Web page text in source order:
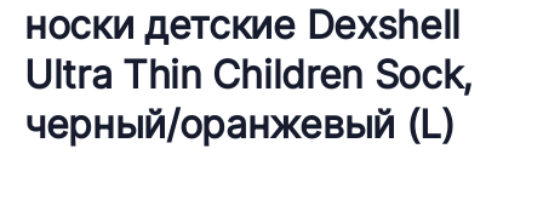
носки детские Dexshell
Ultra Thin Children Sock,
черный/оранжевый (L)
Задайте свой вопрос,
мы обязательно